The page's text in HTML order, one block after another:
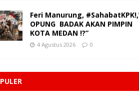
Feri Manurung,
OPUNG BADAK AKAN PIMPIN
KOTA MEDAN !?”
4 Agustus 2026 0